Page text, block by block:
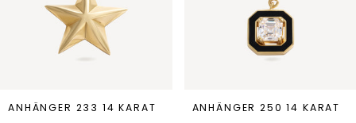
Anhänger
233
ANHÄNGER 233 14 KARAT
Anhänger
250
ANHÄNGER 250 14 KARAT